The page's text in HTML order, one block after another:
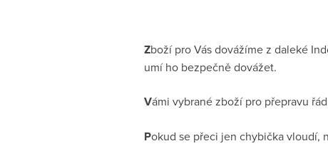
Zboží pro Vás dovážíme z daleké
umí ho bezpečně dovážet.
Vámi vybrané zboží pro přepravu
Pokud se přeci jen chybička vloudí,